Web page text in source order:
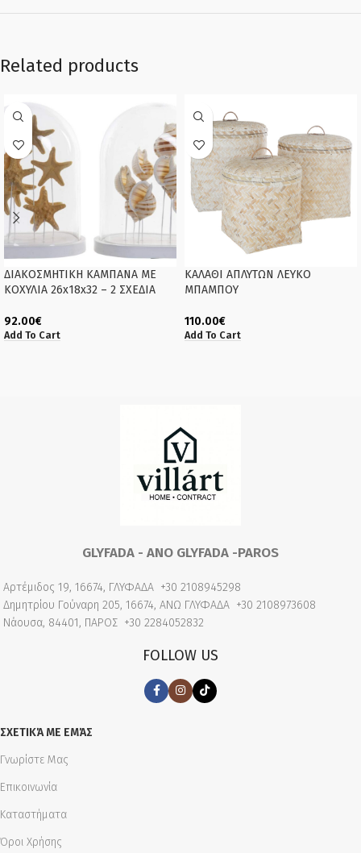
Related products
ΔΙΑΚΟΣΜΗΤΙΚΗ ΚΑΜΠΑΝΑ ΜΕ
ΚΟΧΥΛΙΑ 26x18x32 – 2 ΣΧΕΔΙΑ
92.00€
Add To Cart
ΚΑΛΑΘΙ ΑΠΛΥΤΩΝ ΛΕΥΚΟ
ΜΠΑΜΠΟΥ
110.00€
Add To Cart
GLYFADA - ANO GLYFADA -PAROS
Αρτέμιδος 19, 16674, ΓΛΥΦΑΔΑ +30 2108945298
Δημητρίου Γούναρη 205, 16674, ΑΝΩ ΓΛΥΦΑΔΑ +30 2108973608
Νάουσα, 84401, ΠΑΡΟΣ +30 2284052832
FOLLOW US
ΣΧΕΤΙΚΆ ΜΕ ΕΜΆΣ
Γνωρίστε Μας
Επικοινωνία
Καταστήματα
Όροι Χρήσης